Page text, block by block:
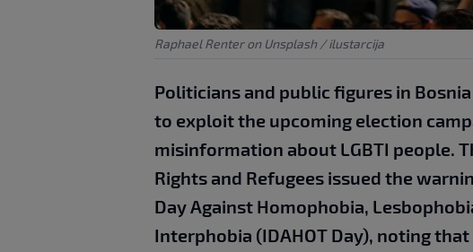
Raphael Renter on Unsplash / ilustarcija
Politicians and public figures in
to exploit the upcoming election
misinformation about LGBTI people.
Rights and Refugees issued the
Day Against Homophobia,
Interphobia (IDAHOT Day), noting